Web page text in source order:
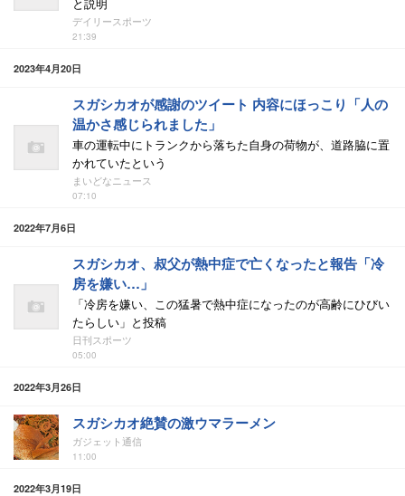
デイリースポーツ
21:39
2023年4月20日
スガシカオが感謝のツイート 内容にほっこり「人の
温かさ感じられました」
車の運転中にトランクから落ちた自身の荷物が、道路脇に置
かれていたという
まいどなニュース
07:10
2022年7月6日
スガシカオ、叔父が熱中症で亡くなったと報告「冷
房を嫌い…」
「冷房を嫌い、この猛暑で熱中症になったのが高齢にひびい
たらしい」と投稿
日刊スポーツ
05:00
2022年3月26日
スガシカオ絶賛の激ウマラーメン
ガジェット通信
11:00
2022年3月19日